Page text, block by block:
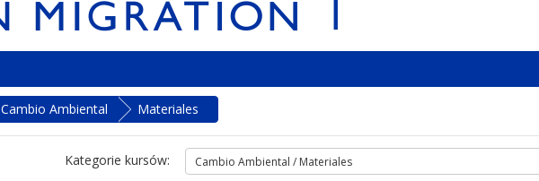
Cambio Ambiental Materiales
Kategorie kursów: